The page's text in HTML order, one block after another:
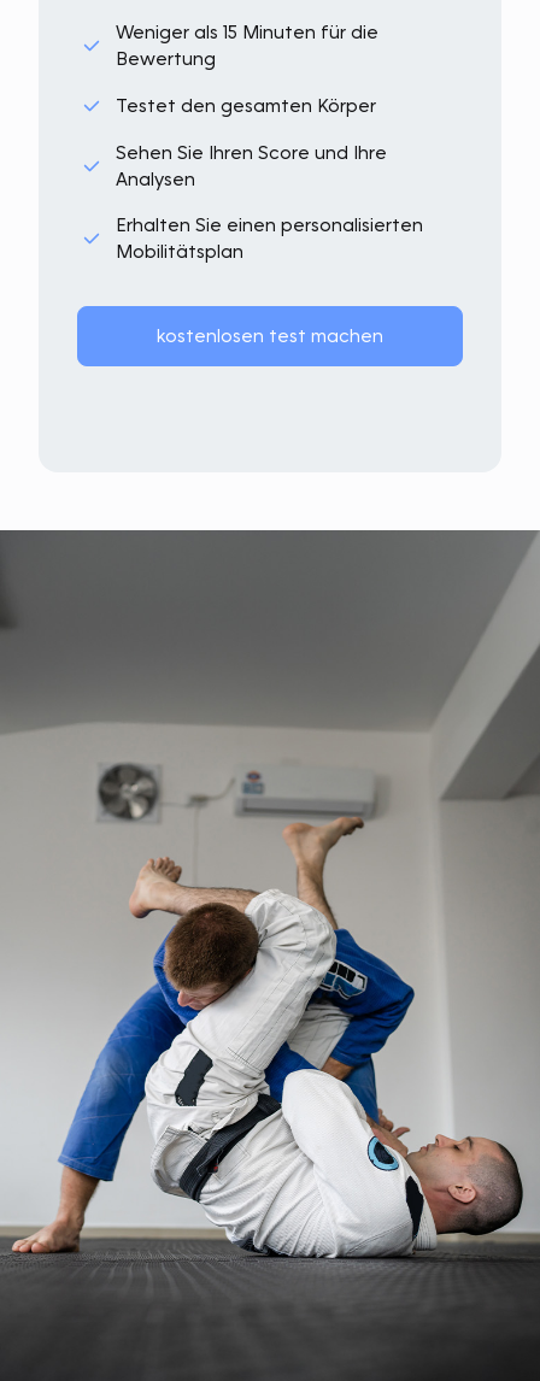
Weniger als 15 Minuten für die
Bewertung
Testet den gesamten Körper
Sehen Sie Ihren Score und Ihre
Analysen
Erhalten Sie einen personalisierten
Mobilitätsplan
kostenlosen test machen